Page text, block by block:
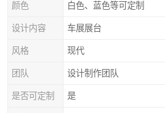
颜色 白色、蓝色等可定制
设计内容 车展展台
风格 现代
团队 设计制作团队
是否可定制 是